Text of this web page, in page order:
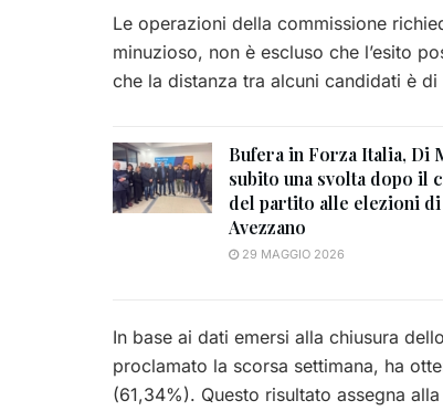
Le operazioni della commissione
minuzioso, non è escluso che l’esito
che la distanza tra alcuni candidati è
Bufera in Forza Italia, Di
subito una svolta dopo il
del partito alle elezioni di
Avezzano
29 MAGGIO 2026
In base ai dati emersi alla chiusura
proclamato la scorsa settimana, ha
(61,34%). Questo risultato assegna